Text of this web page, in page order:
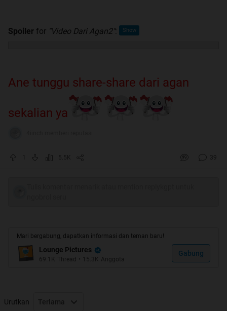
Spoiler for "Video Dari Agan2":
Ane tunggu share-share dari agan
sekalian ya
5.5K 39
Mari bergabung, dapatkan informasi dan teman baru!
Lounge Pictures
69.1K Thread • 15.3K Anggota
Gabung
Urutkan Terlama